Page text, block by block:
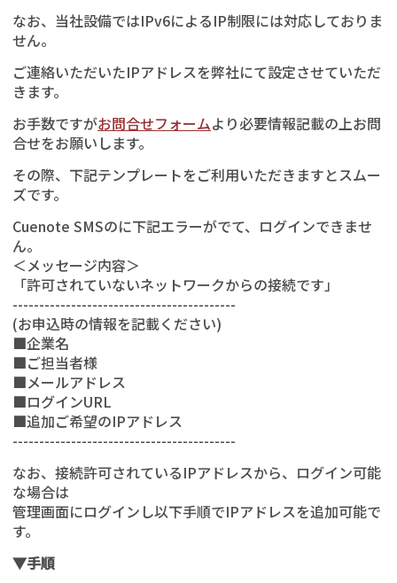
なお、当社設備ではIPv6によるIP制限には対応しておりま
せん。
ご連絡いただいたIPアドレスを弊社にて設定させていただ
きます。
お手数ですがお問合せフォームより必要情報記載の上お問
合せをお願いします。
その際、下記テンプレートをご利用いただきますとスムー
ズです。
Cuenote SMSのに下記エラーがでて、ログインできませ
ん。
＜メッセージ内容＞
「許可されていないネットワークからの接続です」
------------------------------------------
(お申込時の情報を記載ください)
■企業名
■ご担当者様
■メールアドレス
■ログインURL
■追加ご希望のIPアドレス
------------------------------------------
なお、接続許可されているIPアドレスから、ログイン可能
な場合は
管理画面にログインし以下手順でIPアドレスを追加可能で
す。
▼手順